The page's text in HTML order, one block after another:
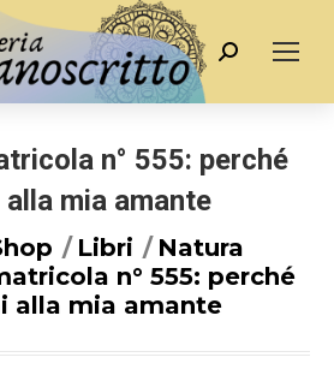
Cerca
n° 555: perché
mia amante
Libri
Natura
n° 555: perché
alla mia amante